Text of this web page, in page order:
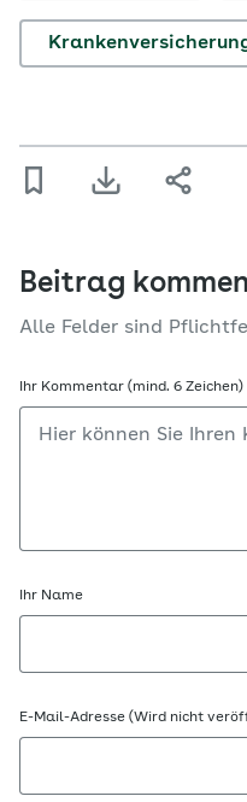
Beitrag
Alle Felder sind
Ihr Kommentar (mind. 6 Zeichen)
Ihr Name
E-Mail-Adresse (Wird nicht